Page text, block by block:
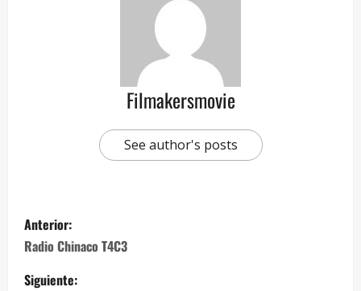
Filmakersmovie
See author's posts
Anterior:
Radio Chinaco T4C3
Siguiente: